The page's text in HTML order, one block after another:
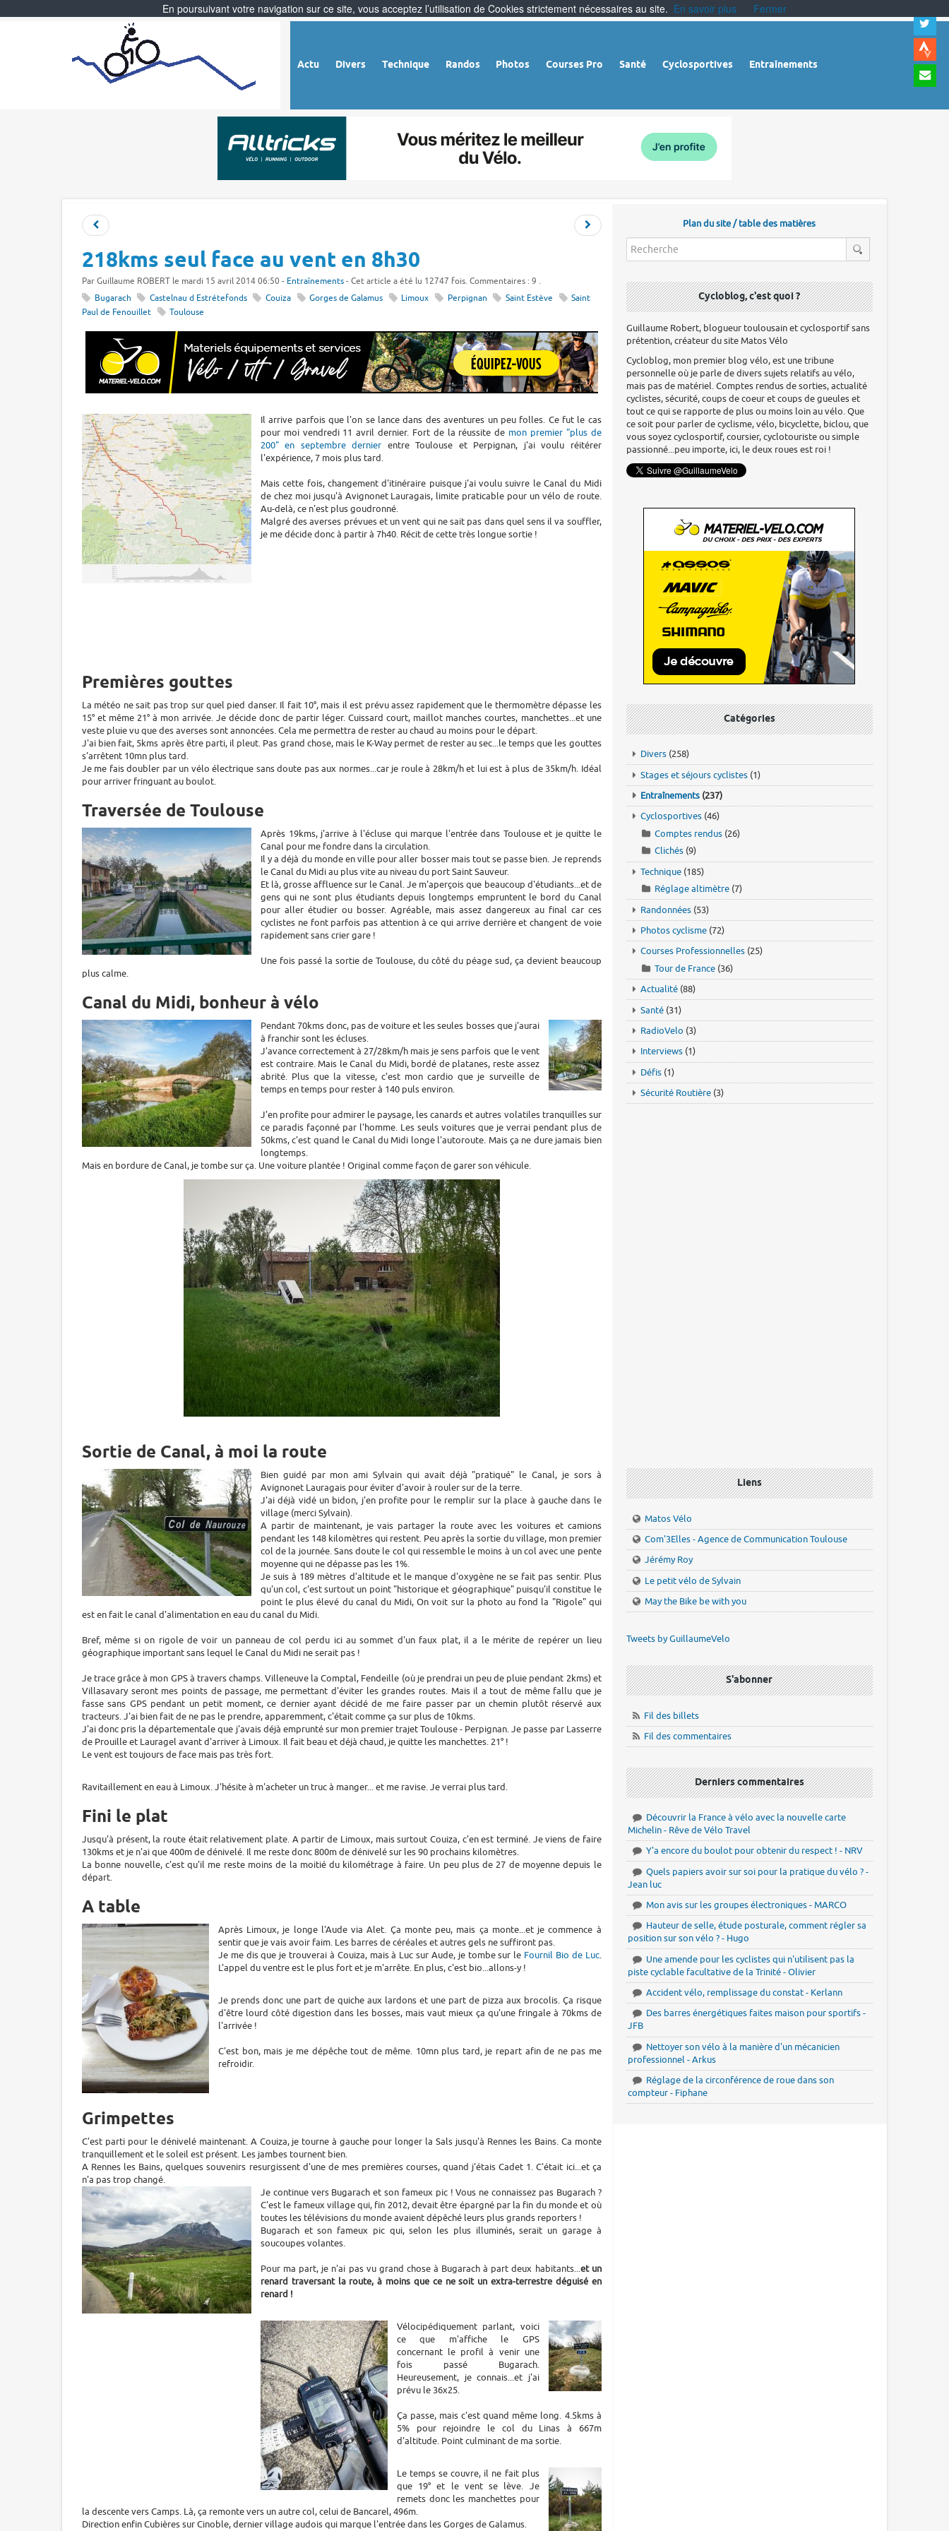
Actu Divers Technique Randos Photos Courses Pro Santé Cyclosportives Entraînements
à
218kms seul face au vent en 8h30
Par Guillaume ROBERT le mardi 15 avril 2014 06:50 - Entraînements - Cet article a été lu 12747 fois. Commentaires : 9 .
Bugarach
Castelnau d Estrétefonds Couiza Gorges de Galamus Limoux Perpignan Saint Estève
Saint
Paul de Fenouillet
Toulouse
Il arrive parfois que l'on se lance dans des aventures un peu folles. Ce fut le cas
pour moi vendredi 11 avril dernier. Fort de la réussite de mon premier "plus de
200" en septembre dernier entre Toulouse et Perpignan, j'ai voulu réitérer
l'expérience, 7 mois plus tard.
Mais cette fois, changement d'itinéraire puisque j'ai voulu suivre le Canal du Midi
de chez moi jusqu'à Avignonet Lauragais, limite praticable pour un vélo de route.
Au-delà, ce n'est plus goudronné.
Malgré des averses prévues et un vent qui ne sait pas dans quel sens il va souffler,
je me décide donc à partir à 7h40. Récit de cette très longue sortie !
Premières gouttes
La météo ne sait pas trop sur quel pied danser. Il fait 10°, mais il est prévu assez rapidement que le thermomètre dépasse les
15° et même 21° à mon arrivée. Je décide donc de partir léger. Cuissard court, maillot manches courtes, manchettes...et une
veste pluie vu que des averses sont annoncées. Cela me permettra de rester au chaud au moins pour le départ.
J'ai bien fait, 5kms après être parti, il pleut. Pas grand chose, mais le K-Way permet de rester au sec...le temps que les gouttes
s'arrêtent 10mn plus tard.
Je me fais doubler par un vélo électrique sans doute pas aux normes...car je roule à 28km/h et lui est à plus de 35km/h. Idéal
pour arriver fringuant au boulot.
Traversée de Toulouse
Après 19kms, j'arrive à l'écluse qui marque l'entrée dans Toulouse et je quitte le
Canal pour me fondre dans la circulation.
Il y a déjà du monde en ville pour aller bosser mais tout se passe bien. Je reprends
le Canal du Midi au plus vite au niveau du port Saint Sauveur.
Et là, grosse affluence sur le Canal. Je m'aperçois que beaucoup d'étudiants...et de
gens qui ne sont plus étudiants depuis longtemps empruntent le bord du Canal
pour aller étudier ou bosser. Agréable, mais assez dangereux au final car ces
cyclistes ne font parfois pas attention à ce qui arrive derrière et changent de voie
rapidement sans crier gare !
Une fois passé la sortie de Toulouse, du côté du péage sud, ça devient beaucoup
plus calme.
Canal du Midi, bonheur à vélo
Pendant 70kms donc, pas de voiture et les seules bosses que j'aurai
à franchir sont les écluses.
J'avance correctement à 27/28km/h mais je sens parfois que le vent
est contraire. Mais le Canal du Midi, bordé de platanes, reste assez
abrité. Plus que la vitesse, c'est mon cardio que je surveille de
temps en temps pour rester à 140 puls environ.
J'en profite pour admirer le paysage, les canards et autres volatiles tranquilles sur
ce paradis façonné par l'homme. Les seuls voitures que je verrai pendant plus de
50kms, c'est quand le Canal du Midi longe l'autoroute. Mais ça ne dure jamais bien
longtemps.
Mais en bordure de Canal, je tombe sur ça. Une voiture plantée ! Original comme façon de garer son véhicule.
Sortie de Canal, à moi la route
Bien guidé par mon ami Sylvain qui avait déjà "pratiqué" le Canal, je sors à
Avignonet Lauragais pour éviter d'avoir à rouler sur de la terre.
J'ai déjà vidé un bidon, j'en profite pour le remplir sur la place à gauche dans le
village (merci Sylvain).
A partir de maintenant, je vais partager la route avec les voitures et camions
pendant les 148 kilomètres qui restent. Peu après la sortie du village, mon premier
col de la journée. Sans doute le col qui ressemble le moins à un col avec une pente
moyenne qui ne dépasse pas les 1%.
Je suis à 189 mètres d’altitude et le manque d'oxygène ne se fait pas sentir. Plus
qu'un col, c'est surtout un point "historique et géographique" puisqu'il constitue le
point le plus élevé du canal du Midi, On voit sur la photo au fond la "Rigole" qui
est en fait le canal d'alimentation en eau du canal du Midi.
Bref, même si on rigole de voir un panneau de col perdu ici au sommet d'un faux plat, il a le mérite de repérer un lieu
géographique important sans lequel le Canal du Midi ne serait pas !
Je trace grâce à mon GPS à travers champs. Villeneuve la Comptal, Fendeille (où je prendrai un peu de pluie pendant 2kms) et
Villasavary seront mes points de passage, me permettant d'éviter les grandes routes. Mais il a tout de même fallu que je
fasse sans GPS pendant un petit moment, ce dernier ayant décidé de me faire passer par un chemin plutôt réservé aux
tracteurs. J'ai bien fait de ne pas le prendre, apparemment, c'était comme ça sur plus de 10kms.
J'ai donc pris la départementale que j'avais déjà emprunté sur mon premier trajet Toulouse - Perpignan. Je passe par Lasserre
de Prouille et Lauragel avant d'arriver à Limoux. Il fait beau et déjà chaud, je quitte les manchettes. 21° !
Le vent est toujours de face mais pas très fort.
Ravitaillement en eau à Limoux. J'hésite à m'acheter un truc à manger... et me ravise. Je verrai plus tard.
Fini le plat
Jusqu'à présent, la route était relativement plate. A partir de Limoux, mais surtout Couiza, c'en est terminé. Je viens de faire
130kms et je n'ai que 400m de dénivelé. Il me reste donc 800m de dénivelé sur les 90 prochains kilomètres.
La bonne nouvelle, c'est qu'il me reste moins de la moitié du kilométrage à faire. Un peu plus de 27 de moyenne depuis le
départ.
A table
Après Limoux, je longe l'Aude via Alet. Ça monte peu, mais ça monte...et je commence à
sentir que je vais avoir faim. Les barres de céréales et autres gels ne suffiront pas.
Je me dis que je trouverai à Couiza, mais à Luc sur Aude, je tombe sur le Fournil Bio de Luc.
L'appel du ventre est le plus fort et je m'arrête. En plus, c'est bio...allons-y !
Je prends donc une part de quiche aux lardons et une part de pizza aux brocolis. Ça risque
d'être lourd côté digestion dans les bosses, mais vaut mieux ça qu'une fringale à 70kms de
l'arrivée !
C'est bon, mais je me dépêche tout de même. 10mn plus tard, je repart afin de ne pas me
refroidir.
Grimpettes
C'est parti pour le dénivelé maintenant. A Couiza, je tourne à gauche pour longer la Sals jusqu'à Rennes les Bains. Ca monte
tranquillement et le soleil est présent. Les jambes tournent bien.
A Rennes les Bains, quelques souvenirs resurgissent d'une de mes premières courses, quand j'étais Cadet 1. C'était ici...et ça
n'a pas trop changé.
Je continue vers Bugarach et son fameux pic ! Vous ne connaissez pas Bugarach ?
C'est le fameux village qui, fin 2012, devait être épargné par la fin du monde et où
toutes les télévisions du monde avaient dépêché leurs plus grands reporters !
Bugarach et son fameux pic qui, selon les plus illuminés, serait un garage à
soucoupes volantes.
Pour ma part, je n'ai pas vu grand chose à Bugarach à part deux habitants...et un
renard traversant la route, à moins que ce ne soit un extra-terrestre déguisé en
renard !
Vélocipédiquement parlant, voici
ce que m'affiche le GPS
concernant le profil à venir une
fois passé Bugarach.
Heureusement, je connais...et j'ai
prévu le 36x25.
Ça passe, mais c'est quand même long. 4.5kms à
5% pour rejoindre le col du Linas à 667m
d'altitude. Point culminant de ma sortie.
Le temps se couvre, il ne fait plus
que 19° et le vent se lève. Je
remets donc les manchettes pour
la descente vers Camps. Là, ça remonte vers un autre col, celui de Bancarel, 496m.
Direction enfin Cubières sur Cinoble, dernier village audois qui marque l'entrée dans les Gorges de Galamus.
Plan du site / table des matières
Cycloblog, c'est quoi ?
Guillaume Robert, blogueur toulousain et cyclosportif sans
prétention, créateur du site Matos Vélo
Cycloblog, mon premier blog vélo, est une tribune
personnelle où je parle de divers sujets relatifs au vélo,
mais pas de matériel. Comptes rendus de sorties, actualité
cyclistes, sécurité, coups de coeur et coups de gueules et
tout ce qui se rapporte de plus ou moins loin au vélo. Que
ce soit pour parler de cyclisme, vélo, bicyclette, biclou, que
vous soyez cyclosportif, coursier, cyclotouriste ou simple
passionné...peu importe, ici, le deux roues est roi !
Catégories
Divers (258)
Stages et séjours cyclistes (1)
Entraînements (237)
Cyclosportives (46)
Comptes rendus (26)
Clichés (9)
Technique (185)
Réglage altimètre (7)
Randonnées (53)
Photos cyclisme (72)
Courses Professionnelles (25)
Tour de France (36)
Actualité (88)
Santé (31)
RadioVelo (3)
Interviews (1)
Défis (1)
Sécurité Routière (3)
Liens
Matos Vélo
Com'3Elles - Agence de Communication Toulouse
Jérémy Roy
Le petit vélo de Sylvain
May the Bike be with you
Tweets by GuillaumeVelo
S'abonner
Fil des billets
Fil des commentaires
Derniers commentaires
Découvrir la France à vélo avec la nouvelle carte
Michelin - Rêve de Vélo Travel
Y'a encore du boulot pour obtenir du respect ! - NRV
Quels papiers avoir sur soi pour la pratique du vélo ? -
Jean luc
Mon avis sur les groupes électroniques - MARCO
Hauteur de selle, étude posturale, comment régler sa
position sur son vélo ? - Hugo
Une amende pour les cyclistes qui n'utilisent pas la
piste cyclable facultative de la Trinité - Olivier
Accident vélo, remplissage du constat - Kerlann
Des barres énergétiques faites maison pour sportifs -
JFB
Nettoyer son vélo à la manière d'un mécanicien
professionnel - Arkus
Réglage de la circonférence de roue dans son
compteur - Fiphane
En poursuivant votre navigation sur ce site, vous acceptez l’utilisation de Cookies strictement nécessaires au site. En savoir plus Fermer